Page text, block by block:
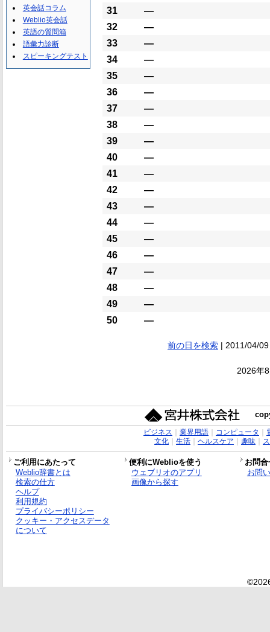
31
―
32
―
33
―
34
―
35
―
36
―
37
―
38
―
39
―
40
―
41
―
42
―
43
―
44
―
45
―
46
―
47
―
48
―
49
―
50
―
前の日を検索| 2011/04/
2026年
英会話コラム
Weblio英会話
英語の質問箱
語彙力診断
スピーキングテスト
ビジネス 業界用語｜ コンピュータ
文化｜ 生活｜ ヘルスケア 趣味｜
ご利用にあたって 便利にWeblioを使う
お問
Weblio辞書とは
検索の仕方
ヘルプ
利用規約
プライバシーポリシー
クッキー・アクセスデータ
について
ウェブリオのアプリ
画像から探す
お問